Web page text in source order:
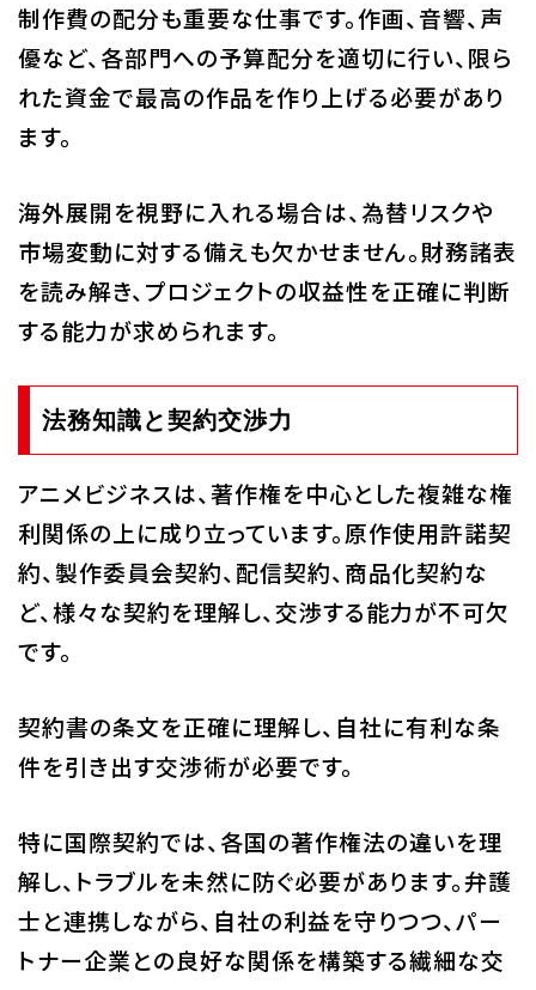
制作費の配分も重要な仕事です。作画、音響、声
優など、各部門への予算配分を適切に行い、限ら
れた資金で最高の作品を作り上げる必要があり
ます。
海外展開を視野に入れる場合は、為替リスクや
市場変動に対する備えも欠かせません。財務諸表
を読み解き、プロジェクトの収益性を正確に判断
する能力が求められます。
法務知識と契約交渉力
アニメビジネスは、著作権を中心とした複雑な権
利関係の上に成り立っています。原作使用許諾契
約、製作委員会契約、配信契約、商品化契約な
ど、様々な契約を理解し、交渉する能力が不可欠
です。
契約書の条文を正確に理解し、自社に有利な条
件を引き出す交渉術が必要です。
特に国際契約では、各国の著作権法の違いを理
解し、トラブルを未然に防ぐ必要があります。弁護
士と連携しながら、自社の利益を守りつつ、パー
トナー企業との良好な関係を構築する繊細な交